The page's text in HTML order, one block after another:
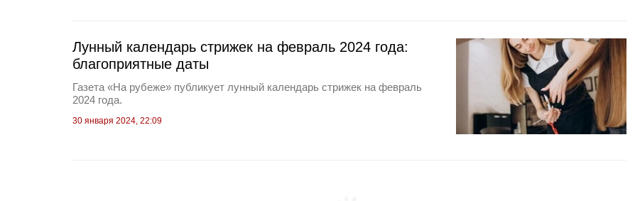
Лунный календарь стрижек на февраль 2024 года:
благоприятные даты
Газета «На рубеже» публикует лунный календарь стрижек на февраль
2024 года.
30 января 2024, 22:09